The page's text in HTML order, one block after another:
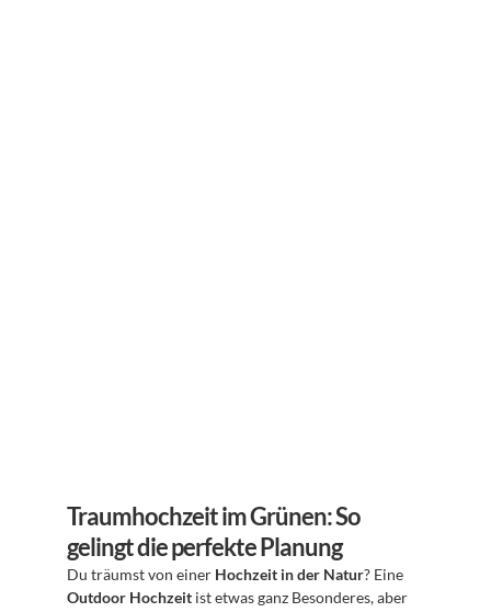
Traumhochzeit im Grünen: So
gelingt die perfekte Planung
Du träumst von einer Hochzeit in der Natur
Outdoor Hochzeit ist etwas ganz Besonderes, aber